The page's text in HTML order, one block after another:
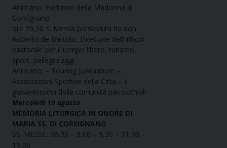
Animano: Portatori della Madonna di
Corsignano
ore 20,30 S. Messa presieduta da don
Roberto de Bartolo, Direttore dell’ufficio
pastorale per il tempo libero, turismo,
sport, pellegrinaggi
Animano: – Touring Juvenatium –
Associazioni Sportive della Citta – I
giovani/issimi delle comunità parrocchiali
Mercoledì 19 agosto
MEMORIA LITURGICA IN ONORE DI
MARIA SS. DI CORSIGNANO
SS. MESSE: 06,30 – 8,00 – 9,30 – 11,00 –
19,00